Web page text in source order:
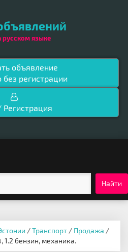
русском языке
объявление
без регистрации
Найти
/Транспорт / Продажа /
1.2 бензин, механика.